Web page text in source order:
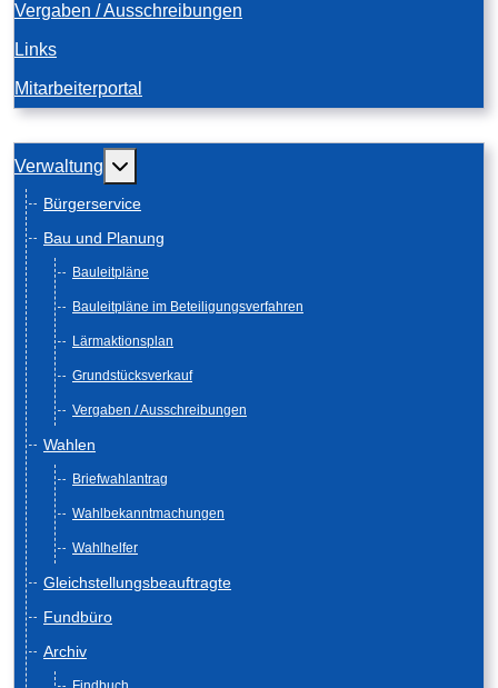
Vergaben / Ausschreibungen
Links
Mitarbeiterportal
Verwaltung Weitere Informationen: Verwaltung
Bürgerservice
Bau und Planung
Bauleitpläne
Bauleitpläne im Beteiligungsverfahren
Lärmaktionsplan
Grundstücksverkauf
Vergaben / Ausschreibungen
Wahlen
Briefwahlantrag
Wahlbekanntmachungen
Wahlhelfer
Gleichstellungsbeauftragte
Fundbüro
Archiv